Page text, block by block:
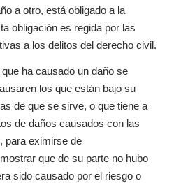
a otro, está obligado a la
obligación es regida por las
a los delitos del derecho civil.
ha causado un daño se
los que están bajo su
de que se sirve, o que tiene a
de daños causados con las
para eximirse de
que de su parte no hubo
sido causado por el riesgo o